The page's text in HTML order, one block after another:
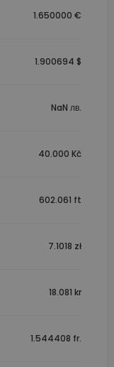
1.650000 €
1.900694 $
NaN лв.
40.000 Kč
602.061 ft
7.1018 zł
18.081 kr
1.544408 fr.